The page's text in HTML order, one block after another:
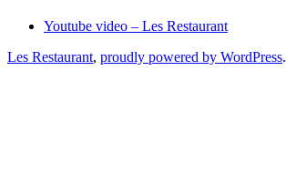
Youtube video – Les Restaurant
Les Restaurant, proudly powered by WordPress.